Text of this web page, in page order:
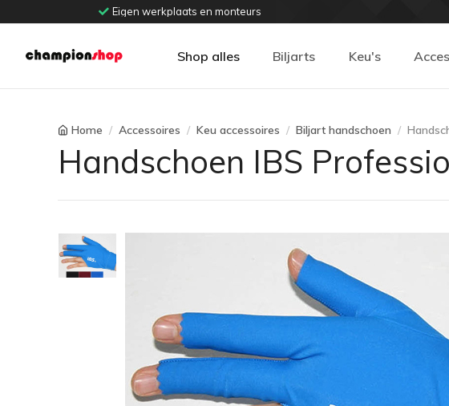
Eigen werkplaats en monteurs
Shop alles Biljarts Keu's
Home Accessoires Keu accessoires Biljart handschoen
Handschoen IBS